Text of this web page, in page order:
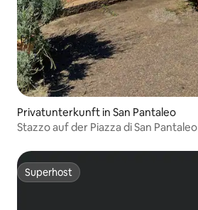
Privatunterkunft in San Pantaleo
Stazzo auf der Piazza di San Pantaleo
Superhost
Superhost